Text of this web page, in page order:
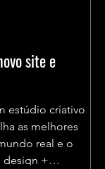
site e
estúdio criativo
as melhores
design +